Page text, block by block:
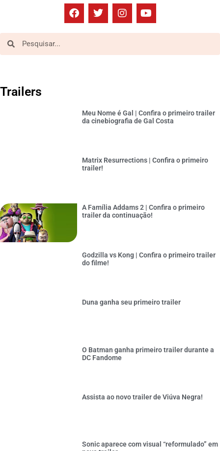
Trailers
Meu Nome é Gal | Confira o primeiro trailer
da cinebiografia de Gal Costa
Matrix Resurrections | Confira o primeiro
trailer!
A Família Addams 2 | Confira o primeiro
trailer da continuação!
Godzilla vs Kong | Confira o primeiro trailer
do filme!
Duna ganha seu primeiro trailer
O Batman ganha primeiro trailer durante a
DC Fandome
Assista ao novo trailer de Viúva Negra!
Sonic aparece com visual “reformulado” em